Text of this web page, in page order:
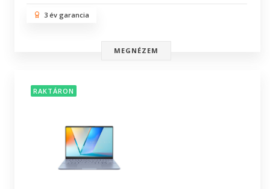
3 év garancia
MEGNÉZEM
RAKTÁRON